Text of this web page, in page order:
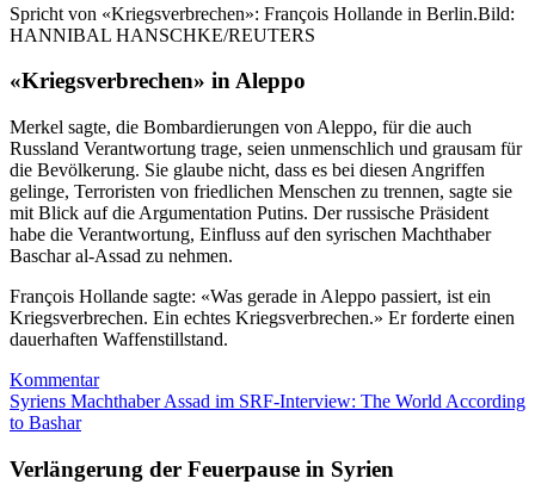
Spricht von «Kriegsverbrechen»: François Hollande in Berlin.Bild:
HANNIBAL HANSCHKE/REUTERS
«Kriegsverbrechen» in Aleppo
Merkel sagte, die Bombardierungen von Aleppo, für die auch
Russland Verantwortung trage, seien unmenschlich und grausam für
die Bevölkerung. Sie glaube nicht, dass es bei diesen Angriffen
gelinge, Terroristen von friedlichen Menschen zu trennen, sagte sie
mit Blick auf die Argumentation Putins. Der russische Präsident
habe die Verantwortung, Einfluss auf den syrischen Machthaber
Baschar al-Assad zu nehmen.
François Hollande sagte: «Was gerade in Aleppo passiert, ist ein
Kriegsverbrechen. Ein echtes Kriegsverbrechen.» Er forderte einen
dauerhaften Waffenstillstand.
Kommentar
Syriens Machthaber Assad im SRF-Interview: The World According
to Bashar
Verlängerung der Feuerpause in Syrien